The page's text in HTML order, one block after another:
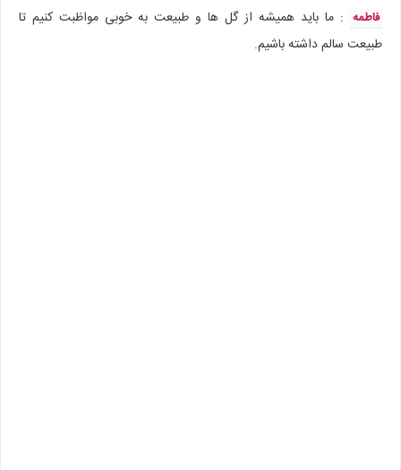
فاطمه : ما باید همیشه از گل ها و طبیعت به خوبی مواظبت کنیم تا
طبیعت سالم داشته باشیم.